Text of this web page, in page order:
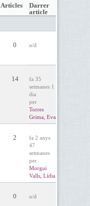
Articles
Darrer
article
0 n/d
14
fa 35
setmanes 1
dia
per
Torres
Grima, Eva
2
fa 2 anys
47
setmanes
per
Morgui
Valls, Lídia
0 n/d